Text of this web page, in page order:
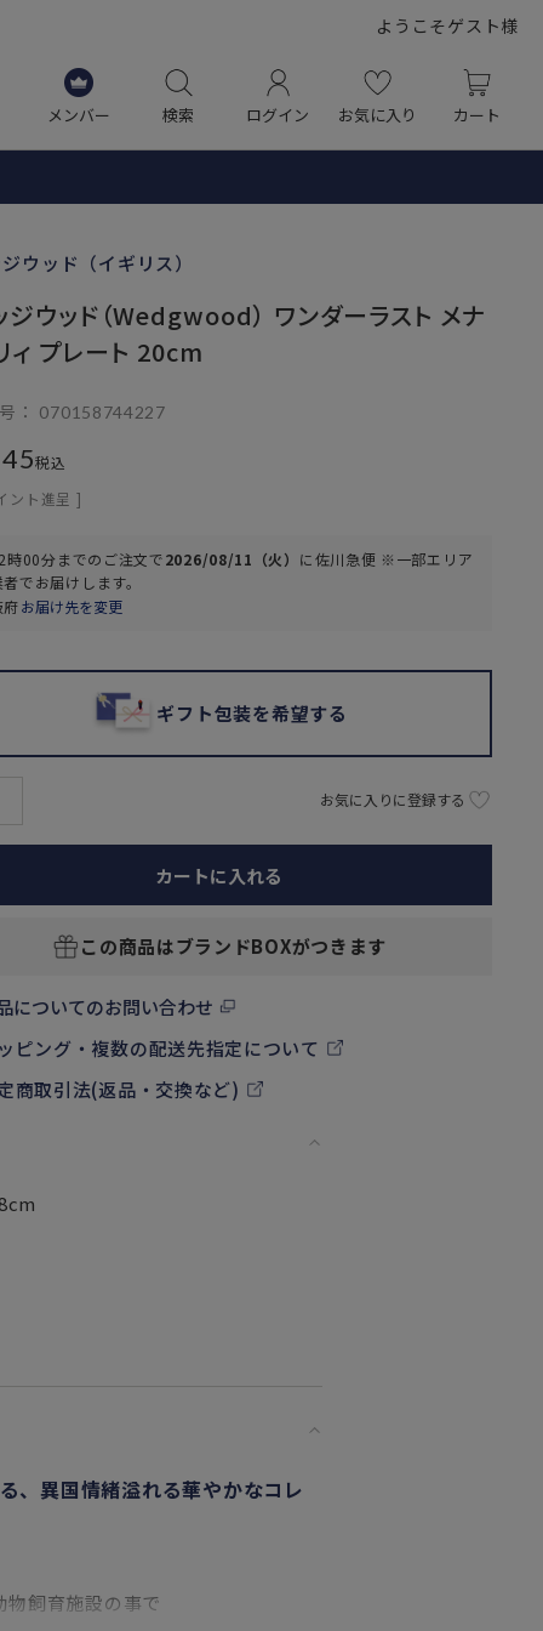
ようこそゲスト様
メンバー 検索 ログイン お気に入り カート
ウッド（イギリス）
ジウッド（Wedgwood） ワンダーラスト メナ
ィ プレート 20cm
070158744227
税込
ント進呈 ]
時00分までのご注文で2026/08/11（火） に佐川急便 ※一部エリア
者でお届けします。
府お届け先を変更
ギフト包装を希望する
お気に入りに登録する
カートに入れる
この商品はブランドBOXがつきます
についてのお問い合わせ
ピング・複数の配送先指定について
商取引法(返品・交換など)
、異国情緒溢れる華やかなコレ
飼育施設の事で